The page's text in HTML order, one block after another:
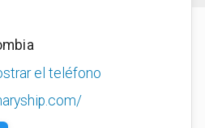
el teléfono